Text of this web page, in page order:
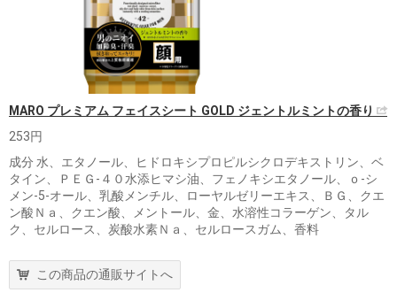
MARO プレミアム フェイスシート GOLD ジェントルミントの香り
253円
成分 水、エタノール、ヒドロキシプロピルシクロデキストリン、ベ
タイン、ＰＥＧ-４０水添ヒマシ油、フェノキシエタノール、ｏ-シ
メン-5-オール、乳酸メンチル、ローヤルゼリーエキス、ＢＧ、クエ
ン酸Ｎａ、クエン酸、メントール、金、水溶性コラーゲン、タル
ク、セルロース、炭酸水素Ｎａ、セルロースガム、香料
この商品の通販サイトへ